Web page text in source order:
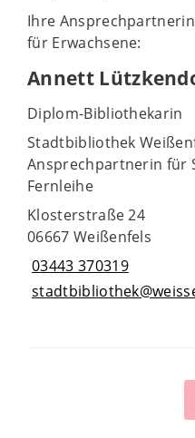
Ihre
für Erwachsene:
Annett
Diplom-Bibliothekarin
Stadtbibliothek
Ansprechpartnerin für
Fernleihe
Klosterstraße 24
06667 Weißenfels
03443 370319